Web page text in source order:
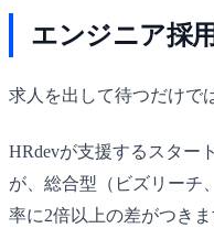
エンジニア採
求人を出して待つだけで
HRdevが支援するスター
が、総合型（ビズリーチ
率に2倍以上の差がつき